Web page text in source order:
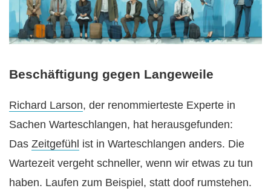
Beschäftigung gegen Langeweile
Richard Larson, der renommierteste Experte in
Sachen Warteschlangen, hat herausgefunden:
Das Zeitgefühl ist in Warteschlangen anders. Die
Wartezeit vergeht schneller, wenn wir etwas zu tun
haben. Laufen zum Beispiel, statt doof rumstehen.